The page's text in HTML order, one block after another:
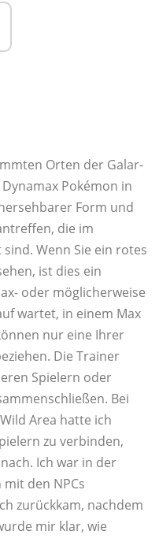
Orten der Galar-
Pokémon in
Form und
die im
Wenn Sie ein rotes
ist dies ein
oder möglicherweise
wartet, in einem Max
nur eine Ihrer
Die Trainer
Spielern oder
Bei
Area hatte ich
zu verbinden,
Ich war in der
mit den NPCs
zurückkam, nachdem
mir klar, wie